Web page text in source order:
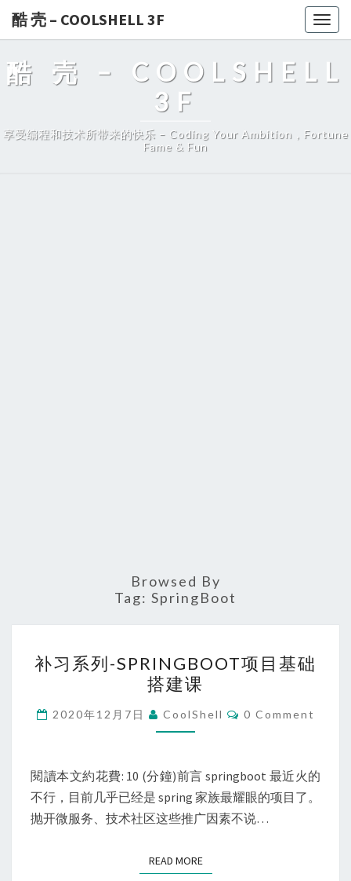
酷 壳 – COOLSHELL 3F
酷 壳 – COOLSHELL
3F
享受编程和技术所带来的快乐 – Coding Your Ambition，Fortune
Fame & Fun
Browsed By
Tag: SpringBoot
习
系
列-
SPRINGBOOT
目
基
础
建
补习系列-SPRINGBOOT项目基础
搭建课
2020年12月7日 CoolShell Comments
0 Comment
閱讀本文約花費: 10 (分鐘)前言 springboot 最近火的
不行，目前几乎已经是 spring 家族最耀眼的项目了。
抛开微服务、技术社区这些推广因素不说…
READ MOREREAD MORE